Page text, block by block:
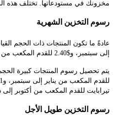
في مستودعاتها. تختلف هذه الرسوم
الشهرية
المكعب من أكتوبر إلى ديسمبر.
للقدم المكعب من أكتوبر إلى ديسمبر.
التخزين طويل الأجل